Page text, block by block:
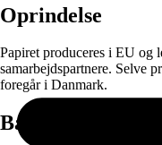
Oprindelse
Papiret produceres i EU og
samarbejdspartnere. Selve
foregår i Danmark.
Bæredygtighed